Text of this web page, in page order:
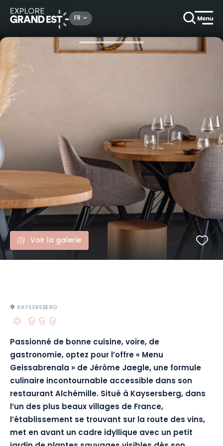
FR
Gastronomique Menu Geissabrenala au restaurant Alchemille
Voir la galerie
KAYSERSBERG
Passionné de bonne cuisine, voire, de
gastronomie, optez pour l’offre « Menu
Geissabrenala » de Jérôme Jaegle, une formule
culinaire incontournable accessible dans son
restaurant Alchémille. Situé à Kaysersberg, dans
l’un des plus beaux villages de France,
l’établissement se trouvant sur la route des vins,
met en avant un cadre idyllique avec un petit